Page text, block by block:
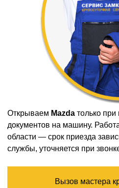
Открываем Mazda только
документов на машину.
области — срок приезда
службы, уточняется при
Вызов мастера